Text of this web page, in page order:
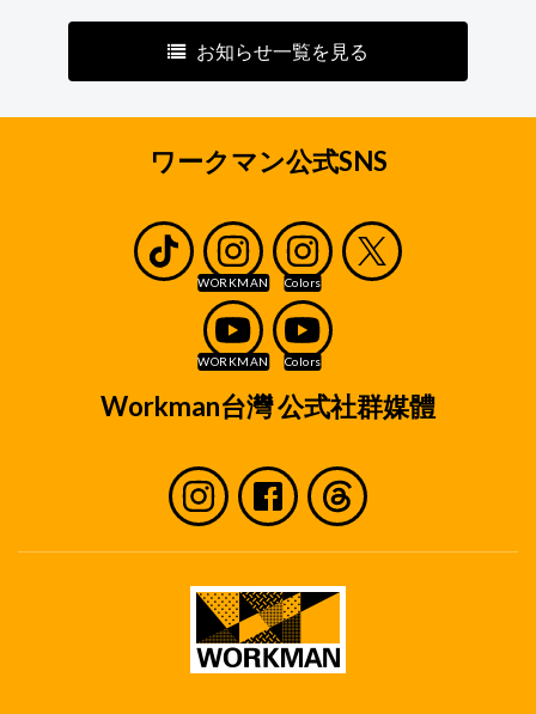
お知らせ一覧を見る
ワークマン公式SNS
Workman台灣 公式社群媒體